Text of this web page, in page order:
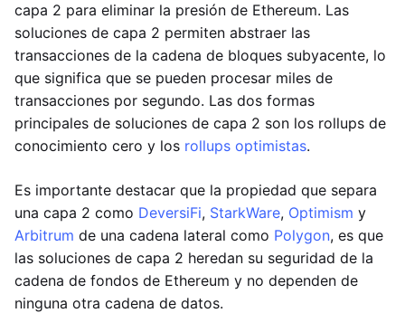
capa 2 para eliminar la presión de Ethereum. Las
soluciones de capa 2 permiten abstraer las
transacciones de la cadena de bloques subyacente, lo
que significa que se pueden procesar miles de
transacciones por segundo. Las dos formas
principales de soluciones de capa 2 son los rollups de
conocimiento cero y los rollups optimistas.
Es importante destacar que la propiedad que separa
una capa 2 como DeversiFi, StarkWare, Optimism y
Arbitrum de una cadena lateral como Polygon, es que
las soluciones de capa 2 heredan su seguridad de la
cadena de fondos de Ethereum y no dependen de
ninguna otra cadena de datos.